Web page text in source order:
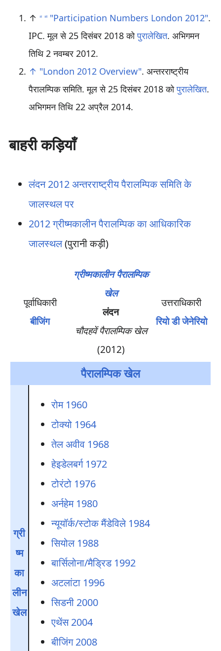
↑ अ आ "Participation Numbers London 2012".
IPC. मूल से 25 दिसंबर 2018 कोपुरालेखित. अभिगमन
तिथि 2 नवम्बर 2012.
↑ "London 2012 Overview". अन्तरराष्ट्रीय
पैरालम्पिक समिति. मूल से 25 दिसंबर 2018 कोपुरालेखित.
अभिगमन तिथि 22 अप्रैल 2014.
बाहरी कड़ियाँ
लंदन 2012 अन्तरराष्ट्रीय पैरालम्पिक समिति के
जालस्थल पर
2012 ग्रीष्मकालीन पैरालम्पिक का आधिकारिक
जालस्थल(पुरानी कड़ी)
पूर्वाधिकारी
बीजिंग
ग्रीष्मकालीन पैरालम्पिक
खेल
लंदन
चौदहवें पैरालम्पिक खेल
(2012)
उत्तराधिकारी
रियो डी जेनेरियो
पैरालम्पिक खेल
ग्री
ष्म
का
लीन
खेल
रोम 1960
टोक्यो 1964
तेल अवीव 1968
हेइडेलबर्ग 1972
टोरंटो 1976
अर्नहेम 1980
न्यूयॉर्क/स्टोक मैंडेविले 1984
सियोल 1988
बार्सिलोना/मैड्रिड 1992
अटलांटा 1996
सिडनी 2000
एथेंस 2004
बीजिंग 2008